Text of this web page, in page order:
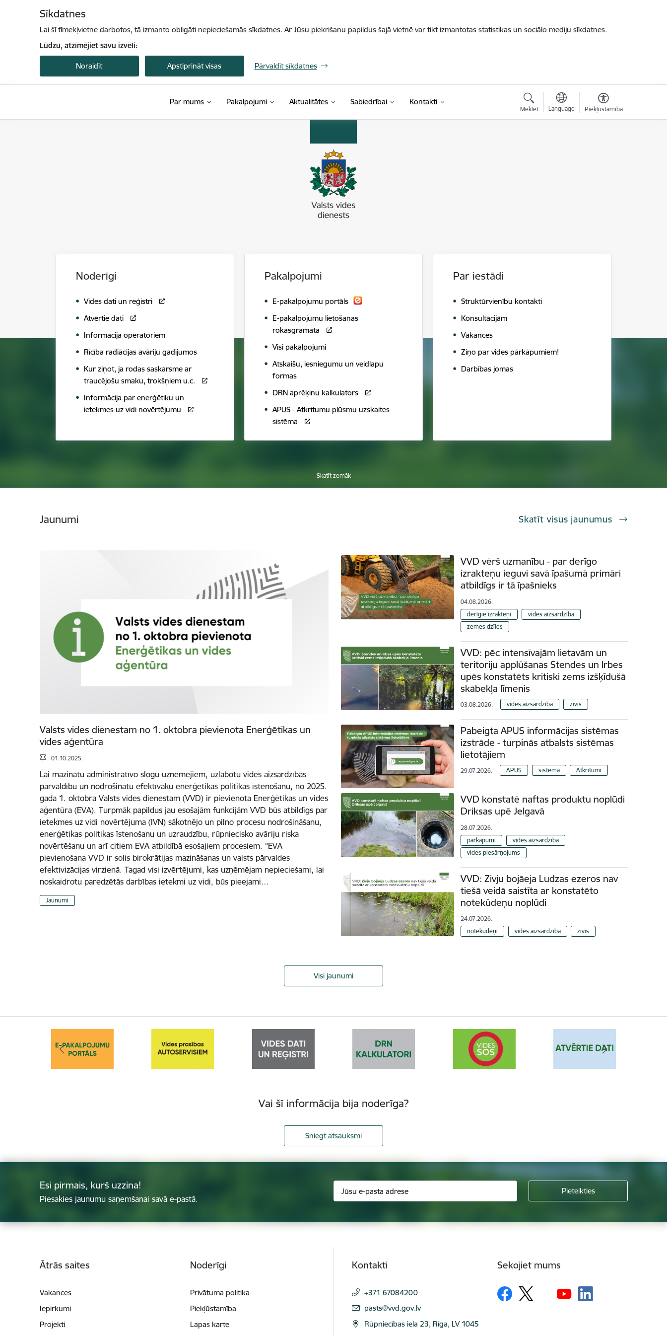
Sīkdatnes
Lai šī tīmekļvietne darbotos, tā izmanto obligāti nepieciešamās sīkdatnes. Ar Jūsu piekrišanu papildus šajā vietnē var tikt izmantotas statistikas un sociālo mediju sīkdatnes.
Lūdzu, atzīmējiet savu izvēli:
Noraidīt Apstiprināt visas Pārvaldīt sīkdatnes
Par mums Pakalpojumi Aktualitātes Sabiedrībai Kontakti
Meklēt Language Piekļūstamība
Noderīgi
Vides dati un reģistri
Atvērtie dati
Informācija operatoriem
Rīcība radiācijas avāriju gadījumos
Kur ziņot, ja rodas saskarsme ar
traucējošu smaku, trokšņiem u.c.
Informācija par enerģētiku un
ietekmes uz vidi novērtējumu
Pakalpojumi
E-pakalpojumu portāls
E-pakalpojumu lietošanas
rokasgrāmata
Visi pakalpojumi
Atskaišu, iesniegumu un veidlapu
formas
DRN aprēķinu kalkulators
APUS - Atkritumu plūsmu uzskaites
sistēma
Par iestādi
Struktūrvienību kontakti
Konsultācijām
Vakances
Ziņo par vides pārkāpumiem!
Darbības jomas
Skatīt zemāk
Jaunumi Skatīt visus jaunumus
Valsts vides dienestam no 1. oktobra pievienota Enerģētikas un
vides aģentūra
01.10.2025.
Lai mazinātu administratīvo slogu uzņēmējiem, uzlabotu vides aizsardzības
pārvaldību un nodrošinātu efektīvāku enerģētikas politikas īstenošanu, no 2025.
gada 1. oktobra Valsts vides dienestam (VVD) ir pievienota Enerģētikas un vides
aģentūra (EVA). Turpmāk papildus jau esošajām funkcijām VVD būs atbildīgs par
ietekmes uz vidi novērtējuma (IVN) sākotnējo un pilno procesu nodrošināšanu,
enerģētikas politikas īstenošanu un uzraudzību, rūpniecisko avāriju riska
novērtēšanu un arī citiem EVA atbildībā esošajiem procesiem. “EVA
pievienošana VVD ir solis birokrātijas mazināšanas un valsts pārvaldes
efektivizācijas virzienā. Tagad visi izvērtējumi, kas uzņēmējam nepieciešami, lai
noskaidrotu paredzētās darbības ietekmi uz vidi, būs pieejami…
Jaunumi
VVD vērš uzmanību - par derīgo
izrakteņu ieguvi savā īpašumā primāri
atbildīgs ir tā īpašnieks
04.08.2026.
derīgie izrakteņi
vides aizsardzība
zemes dzīles
VVD: pēc intensīvajām lietavām un
teritoriju applūšanas Stendes un Irbes
upēs konstatēts kritiski zems izšķīdušā
skābekļa līmenis
03.08.2026. vides aizsardzība zivis
Pabeigta APUS informācijas sistēmas
izstrāde - turpinās atbalsts sistēmas
lietotājiem
29.07.2026. APUS sistēma Atkritumi
VVD konstatē naftas produktu noplūdi
Driksas upē Jelgavā
28.07.2026.
pārkāpumi
vides aizsardzība
vides piesārņojums
VVD: Zivju bojāeja Ludzas ezeros nav
tiešā veidā saistīta ar konstatēto
notekūdeņu noplūdi
24.07.2026.
notekūdeņi
vides aizsardzība zivis
Visi jaunumi
Vai šī informācija bija noderīga?
Sniegt atsauksmi
Esi pirmais, kurš uzzina!
Piesakies jaunumu saņemšanai savā e-pastā.
Ātrās saites
Vakances
Iepirkumi
Projekti
Noderīgi
Privātuma politika
Piekļūstamība
Lapas karte
Kontakti
+371 67084200
E-pasts:
pasts@vvd.gov.lv
Rūpniecības iela 23, Rīga, LV 1045
Sekojiet mums